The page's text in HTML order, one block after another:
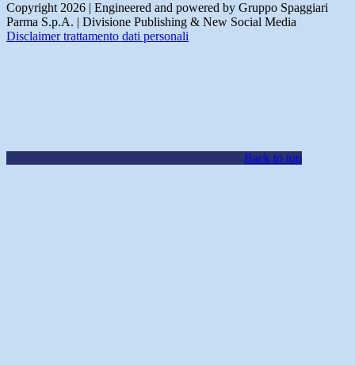
Copyright 2026 | Engineered and powered by Gruppo Spaggiari
Parma S.p.A. | Divisione Publishing & New Social Media
Disclaimer trattamento dati personali
Back to top